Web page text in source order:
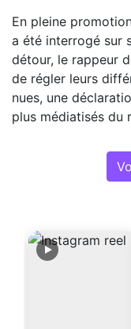
En pleine
a été interrogé sur
détour, le rappeur
de régler leurs
nues, une
plus médiatisés du